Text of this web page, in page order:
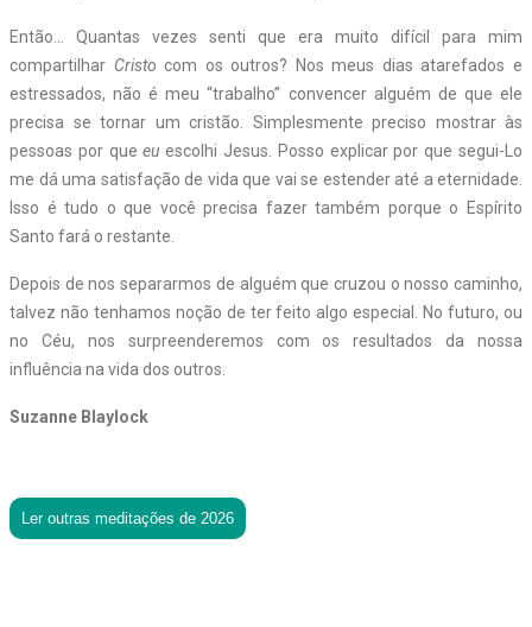
Então… Quantas vezes senti que era muito difícil para mim
compartilhar Cristo com os outros? Nos meus dias atarefados e
estressados, não é meu “trabalho” convencer alguém de que ele
precisa se tornar um cristão. Simplesmente preciso mostrar às
pessoas por queeu escolhi Jesus. Posso explicar por que segui-Lo
me dá uma satisfação de vida que vai se estender até a eternidade.
Isso é tudo o que você precisa fazer também porque o Espírito
Santo fará o restante.
Depois de nos separarmos de alguém que cruzou o nosso caminho,
talvez não tenhamos noção de ter feito algo especial. No futuro, ou
no Céu, nos surpreenderemos com os resultados da nossa
influência na vida dos outros.
Suzanne Blaylock
Ler outras meditações de 2026